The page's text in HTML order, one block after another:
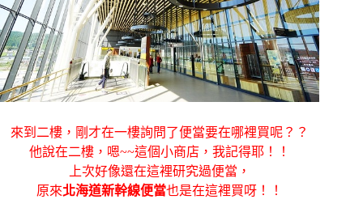
來到二樓，剛才在一樓詢問了便當要在哪裡買呢？？
他說在二樓，嗯~~這個小商店，我記得耶！！
上次好像還在這裡研究過便當，
原來北海道新幹線便當也是在這裡買呀！！